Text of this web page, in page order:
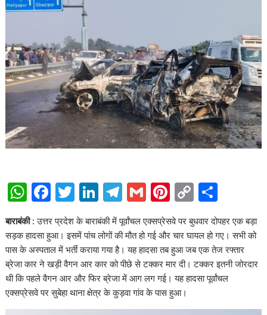
W
h
at
s
A
p
p
F
ac
e
b
o
o
k
T
w
itt
er
Li
n
k
e
dI
n
T
el
e
gr
a
m
G
m
ai
l
Pi
nt
er
e
st
C
p
y
Li
n
k
ar
e
बाराबंकी : उत्तर प्रदेश के बाराबंकी में पूर्वांचल एक्सप्रेसवे पर बुधवार दोपहर एक बड़ा
सड़क हादसा हुआ। इसमें पांच लोगों की मौत हो गई और चार घायल हो गए। सभी को
पास के अस्पताल में भर्ती कराया गया है। यह हादसा तब हुआ जब एक तेज रफ्तार
ब्रेजा कार ने खड़ी वैगन आर कार को पीछे से टक्कर मार दी। टक्कर इतनी जोरदार
थी कि पहले वैगन आर और फिर ब्रेजा में आग लग गई। यह हादसा पूर्वांचल
एक्सप्रेसवे पर सुबेहा थाना क्षेत्र के कुड़वा गांव के पास हुआ।